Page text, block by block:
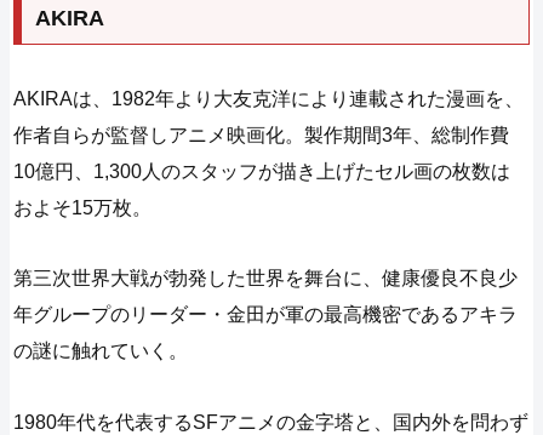
AKIRA
AKIRAは、1982年より大友克洋により連載された漫画を、
作者自らが監督しアニメ映画化。製作期間3年、総制作費
10億円、1,300人のスタッフが描き上げたセル画の枚数は
およそ15万枚。
第三次世界大戦が勃発した世界を舞台に、健康優良不良少
年グループのリーダー・金田が軍の最高機密であるアキラ
の謎に触れていく。
1980年代を代表するSFアニメの金字塔と、国内外を問わず